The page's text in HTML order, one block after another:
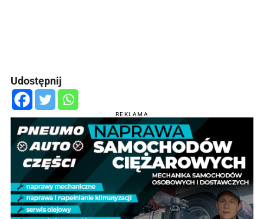
Udostępnij
REKLAMA